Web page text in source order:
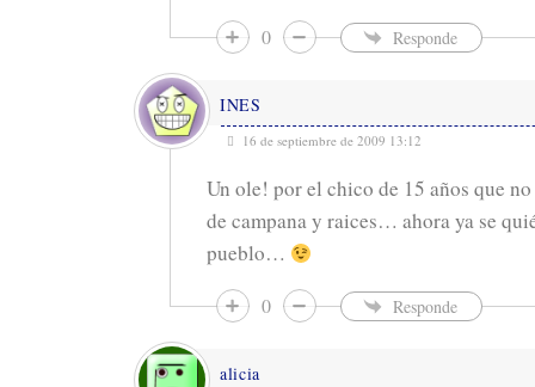
0 Responde
INES
16 de septiembre de 2009 13:12
Un ole! por el chico de 15 años que
de campana y raices… ahora ya se
pueblo…
0 Responde
alicia